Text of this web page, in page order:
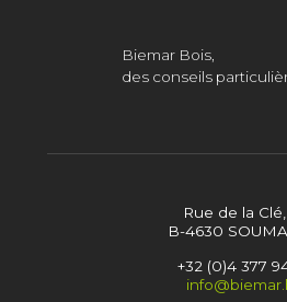
Biemar Bois,
des conseils
Rue de la
B-4630
+32 (0)4 377